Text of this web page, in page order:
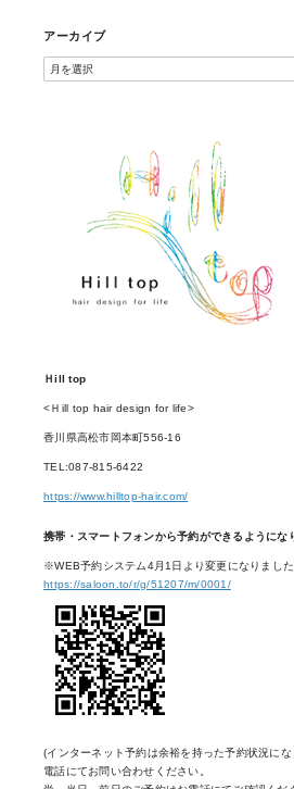
アーカイブ
Ｈill top
<Ｈill top hair design for life>
香川県高松市岡本町556-16
TEL:087-815-6422
https://www.hilltop-hair.com/
携帯・スマートフォンから予約ができるようにな
※WEB予約システム4月1日より変更になりました
https://saloon.to/r/g/51207/m/0001/
(インターネット予約は余裕を持った予約状況に
電話にてお問い合わせください。